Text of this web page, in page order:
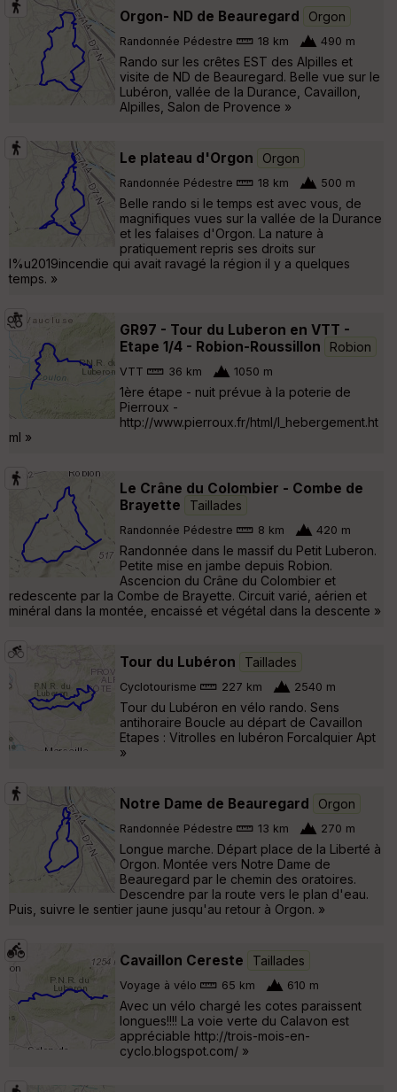
Orgon- ND de Beauregard Orgon
Randonnée Pédestre 18 km 490 m
Rando sur les crêtes EST des Alpilles et
visite de ND de Beauregard. Belle vue sur le
Lubéron, vallée de la Durance, Cavaillon,
Alpilles, Salon de Provence »
Le plateau d'Orgon Orgon
Randonnée Pédestre 18 km 500 m
Belle rando si le temps est avec vous, de
magnifiques vues sur la vallée de la Durance
et les falaises d'Orgon. La nature à
pratiquement repris ses droits sur
l%u2019incendie qui avait ravagé la région il y a quelques
temps. »
GR97 - Tour du Luberon en VTT -
Etape 1/4 - Robion-Roussillon
Robion
VTT 36 km 1050 m
1ère étape - nuit prévue à la poterie de
Pierroux -
http://www.pierroux.fr/html/l_hebergement.ht
ml »
Le Crâne du Colombier - Combe de
Brayette
Taillades
Randonnée Pédestre 8 km 420 m
Randonnée dans le massif du Petit Luberon.
Petite mise en jambe depuis Robion.
Ascencion du Crâne du Colombier et
redescente par la Combe de Brayette. Circuit varié, aérien et
minéral dans la montée, encaissé et végétal dans la descente »
Tour du Lubéron Taillades
Cyclotourisme 227 km 2540 m
Tour du Lubéron en vélo rando. Sens
antihoraire Boucle au départ de Cavaillon
Etapes : Vitrolles en lubéron Forcalquier Apt
»
Notre Dame de Beauregard Orgon
Randonnée Pédestre 13 km 270 m
Longue marche. Départ place de la Liberté à
Orgon. Montée vers Notre Dame de
Beauregard par le chemin des oratoires.
Descendre par la route vers le plan d'eau.
Puis, suivre le sentier jaune jusqu'au retour à Orgon. »
Cavaillon Cereste Taillades
Voyage à vélo 65 km 610 m
Avec un vélo chargé les cotes paraissent
longues!!!! La voie verte du Calavon est
appréciable http://trois-mois-en-
cyclo.blogspot.com/ »